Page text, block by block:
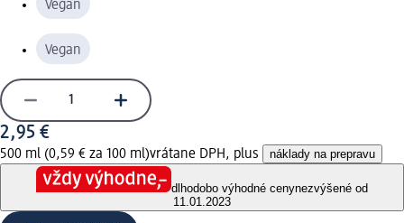
Vegan
Vegan
2,95 €
500 ml (0,59 € za 100 ml)vrátane DPH, plus náklady na prepravu
dlhodobo výhodné cenynezvýšené od
11.01.2023